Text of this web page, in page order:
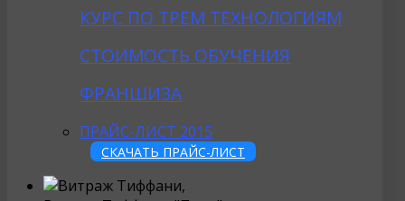
КУРС ПО ТРЕМ ТЕХНОЛОГИЯМ
СТОИМОСТЬ ОБУЧЕНИЯ
ФРАНШИЗА
ПРАЙС-ЛИСТ 2015
СКАЧАТЬ ПРАЙС-ЛИСТ